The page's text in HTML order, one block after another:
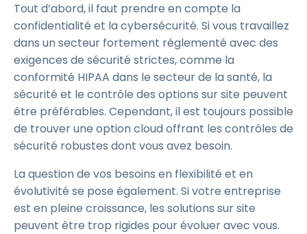
Tout d’abord, il faut prendre en compte la
confidentialité et la cybersécurité. Si vous travaillez
dans un secteur fortement réglementé avec des
exigences de sécurité strictes, comme la
conformité HIPAA dans le secteur de la santé, la
sécurité et le contrôle des options sur site peuvent
être préférables. Cependant, il est toujours possible
de trouver une option cloud offrant les contrôles de
sécurité robustes dont vous avez besoin.
La question de vos besoins en flexibilité et en
évolutivité se pose également. Si votre entreprise
est en pleine croissance, les solutions sur site
peuvent être trop rigides pour évoluer avec vous.